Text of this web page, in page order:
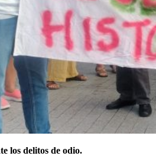
los delitos de odio.